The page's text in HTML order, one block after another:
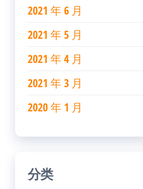
2021 年 6 月
2021 年 5 月
2021 年 4 月
2021 年 3 月
2020 年 1 月
分类